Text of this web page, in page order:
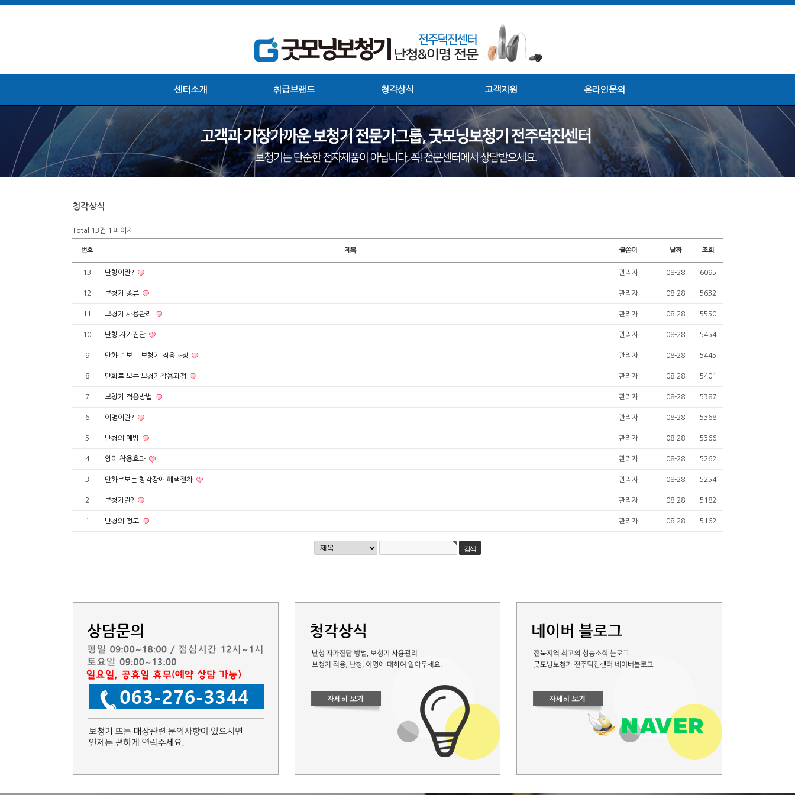
센터소개 취급브랜드 청각상식 고객지원 온라인문의
청각상식
Total 13건 1 페이지
번호 제목 글쓴이 날짜 조회
13 난청이란? 관리자 08-28 6095
12 보청기 종류 관리자 08-28 5632
11 보청기 사용관리 관리자 08-28 5550
10 난청 자가진단 관리자 08-28 5454
9 만화로 보는 보청기 적응과정 관리자 08-28 5445
8 만화로 보는 보청기착용과정 관리자 08-28 5401
7 보청기 적응방법 관리자 08-28 5387
6 이명이란? 관리자 08-28 5368
5 난청의 예방 관리자 08-28 5366
4 양이 착용효과 관리자 08-28 5262
3 만화로보는 청각장애 혜택절차 관리자 08-28 5254
2 보청기란? 관리자 08-28 5182
1 난청의 정도 관리자 08-28 5162